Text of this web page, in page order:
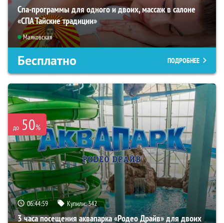
Спа-программы для одного и двоих, массаж в салоне
«СПА Тайские традиции»
Маяковская
Бесплатно ПОДРОБНЕЕ
до 50%
06:44:57 Купили:342
3 часа посещения аквапарка «Родео Драйв» для двоих